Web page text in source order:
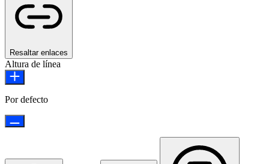
Resaltar enlaces
Altura de línea
Por defecto